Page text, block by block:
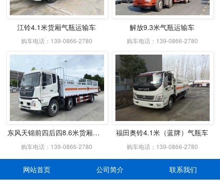
江铃4.1米货厢气瓶运输车
购车电话：139-0866-2780
解放9.3米气瓶运输车
购车电话：139-0866-2780
东风天锦前四后四8.6米货厢气瓶高栏车
购车电话：139-0866-2780
福田奥铃4.1米（蓝牌）气瓶车
购车电话：139-0866-2780
网站首页 公司简介 联系我们